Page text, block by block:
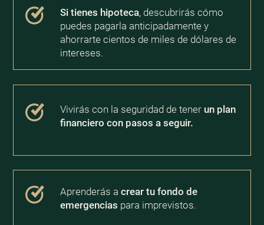
Si tienes hipoteca, descubrirás cómo
puedes pagarla anticipadamente y
ahorrarte cientos de miles de dólares de
intereses.
Vivirás con la seguridad de tener un plan
financiero con pasos a seguir.
Aprenderás acrear tu fondo de
emergencias para imprevistos.